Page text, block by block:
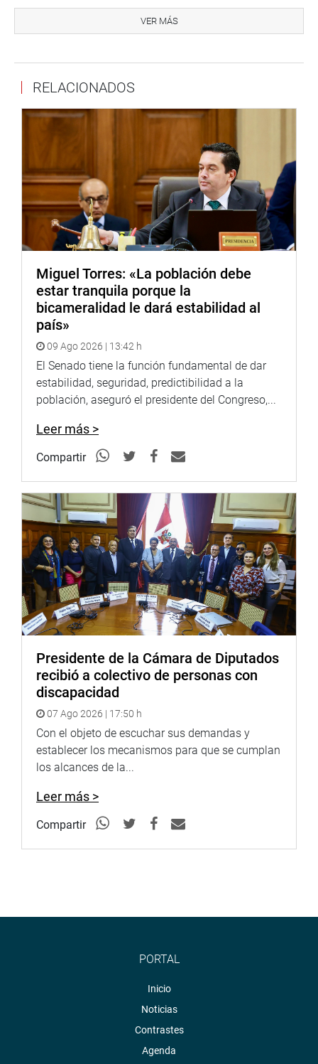
Echaíz, Jorge Montoya y Rosangella Barbarán, así como
el secretario general de la Comunidad Andina de
OFICINA DE COMUNICACIONES E IMAGEN
INSTITUCIONAL
VER MÁS
RELACIONADOS
Miguel Torres: «La población debe
estar tranquila porque la
bicameralidad le dará estabilidad al
país»
09 Ago 2026 | 13:42 h
El Senado tiene la función fundamental de dar
estabilidad, seguridad, predictibilidad a la
población, aseguró el presidente del Congreso,...
Leer más >
Compartir
Presidente de la Cámara de Diputados
recibió a colectivo de personas con
discapacidad
07 Ago 2026 | 17:50 h
Con el objeto de escuchar sus demandas y
establecer los mecanismos para que se cumplan
los alcances de la...
Leer más >
Compartir
PORTAL
Inicio
Noticias
Contrastes
Agenda